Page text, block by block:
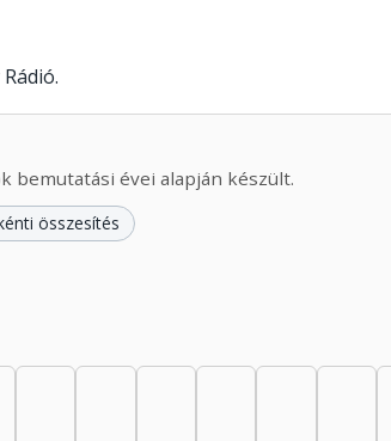
bemutatási évei alapján készült.
összesítés